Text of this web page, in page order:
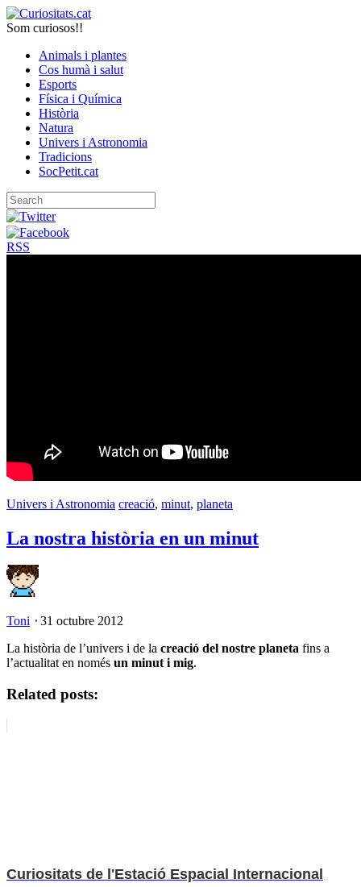
Som curiosos!!
Animals i plantes
Cos humà i salut
Esports
Física i Química
Història
Natura
Univers i Astronomia
Tradicions
SocPetit.cat
RSS
Univers i Astronomia creació, minut, planeta
La nostra història en un minut
Toni ⋅ 31 octubre 2012
La història de l’univers i de la creació del nostre planeta fins a
l’actualitat en només un minut i mig.
Related posts:
Curiositats de l'Estació Espacial Internacional